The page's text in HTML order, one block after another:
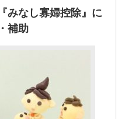
みなし寡婦控除』に
補助